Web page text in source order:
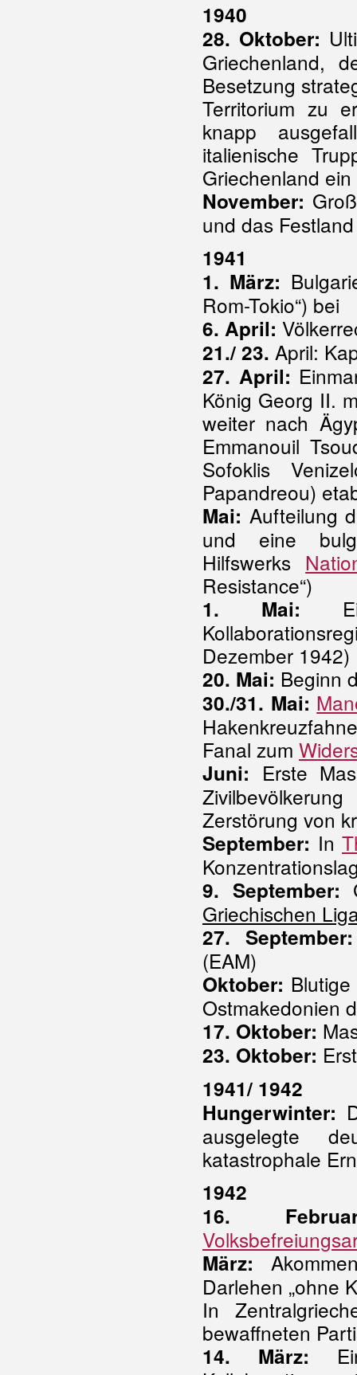
1940
28. Oktober:
Griechenland,
Besetzung
Territorium zu
knapp
italienische
Griechenland ein
November:
und das Festland
1941
1. März:
Rom-Tokio“) bei
6. April:
21./ 23. April:
27. April:
König Georg II.
weiter nach
Emmanouil
Sofoklis
Papandreou)
Mai: Aufteilung
und eine
Hilfswerks
Resistance“)
1. Mai:
Dezember 1942)
20. Mai: Beginn
30./31. Mai:
Fanal zum
Juni: Erste
Zerstörung von
September: In
9. September:
Griechischen
27. September:
(EAM)
Oktober:
Ostmakedonien
17. Oktober:
23. Oktober:
1941/ 1942
Hungerwinter:
ausgelegte
katastrophale
1942
16.
März:
Darlehen „ohne
In
bewaffneten
14. März: